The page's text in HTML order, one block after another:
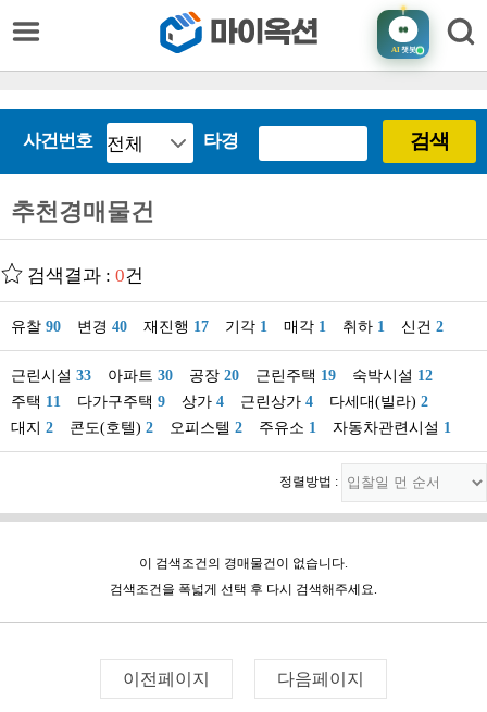
AI챗봇
사건번호 타경 검색
추천경매물건
검색결과 : 0건
유찰 90 변경 40 재진행 17 기각 1 매각 1 취하 1 신건 2
근린시설 33 아파트 30 공장 20 근린주택 19 숙박시설 12
주택 11 다가구주택 9 상가 4 근린상가 4 다세대(빌라) 2
대지 2 콘도(호텔) 2 오피스텔 2 주유소 1 자동차관련시설 1
정렬방법 :
이 검색조건의 경매물건이 없습니다.
검색조건을 폭넓게 선택 후 다시 검색해주세요.
이전페이지 다음페이지